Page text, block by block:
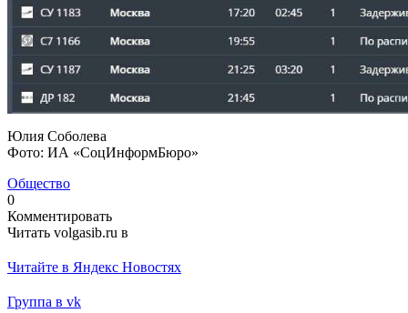
Юлия Соболева
Фото: ИА «СоцИнформБюро»
Общество
0
Комментировать
Читать volgasib.ru в
Читайте в Яндекс Новостях
Группа в vk